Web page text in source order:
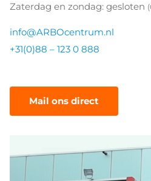
Zaterdag en zondag: gesloten
info@ARBOcentrum.nl
+31(0)88 – 123 0 888
Mail ons direct